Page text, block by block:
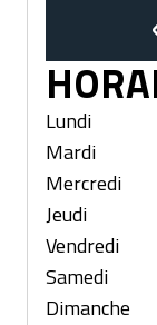
Lundi
Mardi
Mercredi
Jeudi
Vendredi
Samedi
Dimanche